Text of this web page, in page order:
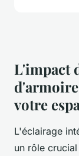
L'impact
votre
L'éclairage
un rôle